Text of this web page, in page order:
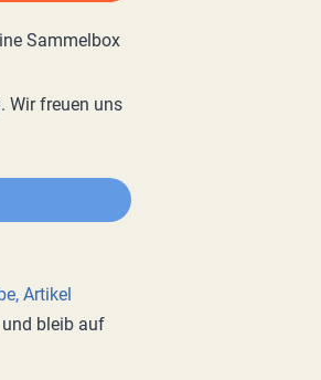
Wir freuen uns
Artikel
bleib auf